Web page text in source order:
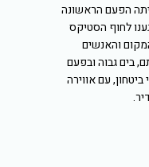
שנה, זו הייתה הפעם הראשונה
לחוף הסטיקס
והאנשים
בים גבוה ובפעם
עם אווירה